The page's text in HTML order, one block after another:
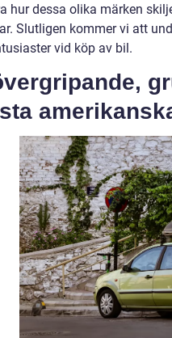
hur dessa olika märken
Slutligen kommer vi att
vid köp av bil.